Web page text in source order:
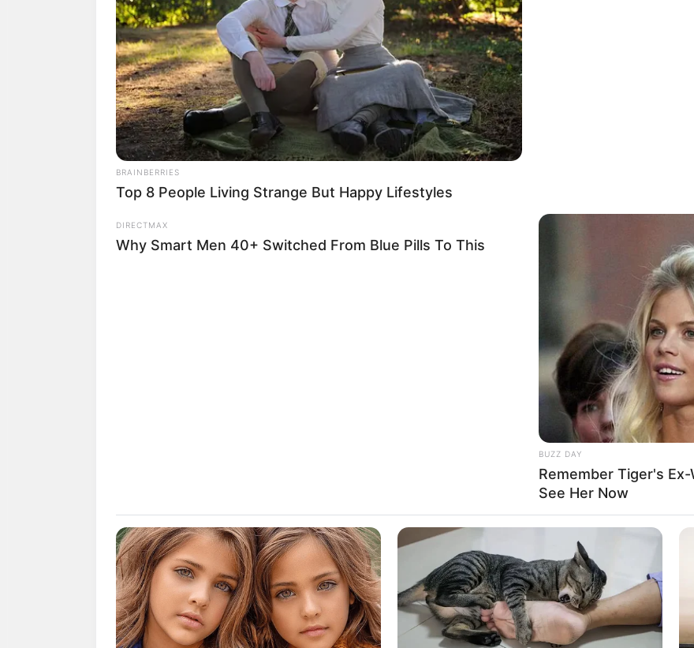
ผู้ที่เกิดวันอังคาร ดวงชะตาในปี2566
ดวงชะตาจะเด่นในเรื่องของความรักการสร้างครอบครัวและอีกเรื่องหนึ่ง
การเงิน เป็นปีที่คุณสามารถสร้างเนื้อสร้างตัวได้จากน้ำพักน้ำแรงของคุ
หรือผู้ใหญ่ยื่นมือเข้ามาให้การสนับสนุนช่วยเหลือชี้ช่องทางการทำมาหา
ปี2566 นี้ ระวังเรื่องอุบัติเหตุจากยานพาหนะไว้บ้าง
เสริมดวง : ให้หมั่นทำบุญหรือไถ่ชีวิตสัตว์ แล้วอุทิศให้เจ้ากรรมนายเวรบ่
ต่างๆก็จะคลี่คลาย
BRAINBERRIES
Top 8 People Living Strange But Happy Lifestyles
DIRECTMAX
Why Smart Men 40+ Switched From Blue Pills To This
BUZZ DAY
Remember Tiger's
See Her Now